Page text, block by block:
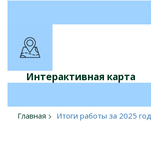
Интерактивная карта
Главная Итоги работы за 2025 год